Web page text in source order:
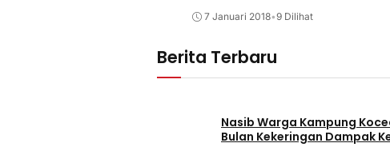
7 Januari 2018•9 Dilihat
Berita Terbaru
Nasib Warga Kampung
Bulan Kekeringan Dampak